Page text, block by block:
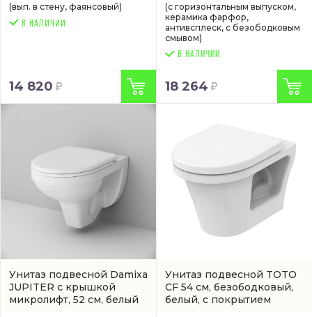
(вып. в стену, фаянсовый)
14 820
(с горизонтальным выпуском,
керамика фарфор,
антивсплеск, с безободковым
смывом)
В НАЛИЧИИ
18 264
Унитаз подвесной Damixa
JUPITER с крышкой
микролифт, 52 см, белый
Унитаз подвесной TOTO
CF 54 см, безободковый,
белый, с покрытием